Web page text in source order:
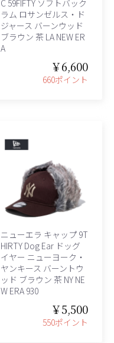
C 59FIFTY ソフトバック
ラム ロサンゼルス・ド
ジャース バーンウッド
ブラウン 茶 LA NEW ER
A
￥6,600
660ポイント
ニューエラ キャップ 9T
HIRTY Dog Ear ドッグ
イヤー ニューヨーク・
ヤンキース バーントウ
ッド ブラウン 茶 NY NE
W ERA 930
￥5,500
550ポイント